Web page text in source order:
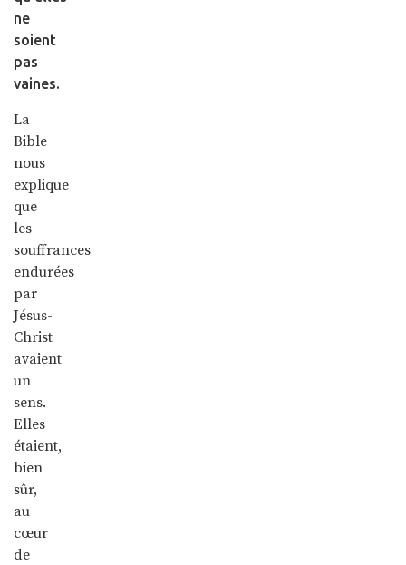
ne
soient
pas
vaines.
La
Bible
nous
explique
que
les
souffrances
endurées
par
Jésus-
Christ
avaient
un
sens.
Elles
étaient,
bien
sûr,
au
cœur
de